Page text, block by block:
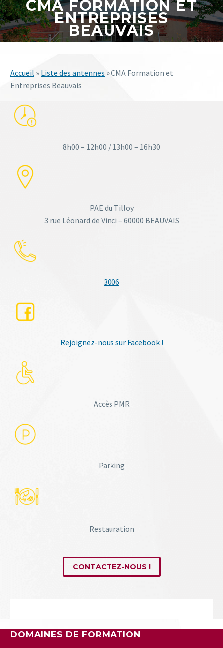
CMA FORMATION ET
ENTREPRISES
BEAUVAIS
Accueil » Liste des antennes »CMA Formation et
Entreprises Beauvais
8h00 – 12h00 / 13h00 – 16h30
PAE du Tilloy
3 rue Léonard de Vinci – 60000 BEAUVAIS
3006
Rejoignez-nous sur Facebook !
Accès PMR
Parking
Restauration
CONTACTEZ-NOUS !
DOMAINES DE FORMATION